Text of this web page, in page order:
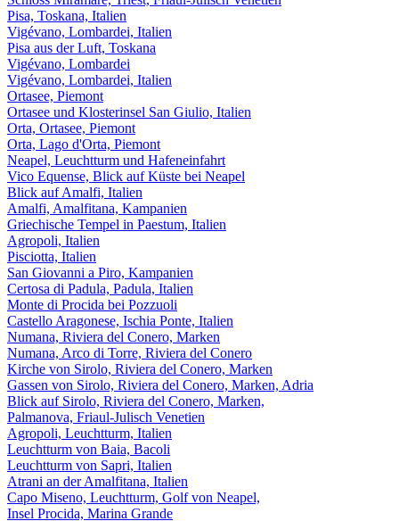
Pisa, Toskana, Italien
Vigévano, Lombardei, Italien
Pisa aus der Luft, Toskana
Vigévano, Lombardei
Vigévano, Lombardei, Italien
Ortasee, Piemont
Ortasee und Klosterinsel San Giulio, Italien
Orta, Ortasee, Piemont
Orta, Lago d'Orta, Piemont
Neapel, Leuchtturm und Hafeneinfahrt
Vico Equense, Blick auf Küste bei Neapel
Blick auf Amalfi, Italien
Amalfi, Amalfitana, Kampanien
Griechische Tempel in Paestum, Italien
Agropoli, Italien
Pisciotta, Italien
San Giovanni a Piro, Kampanien
Certosa di Padula, Padula, Italien
Monte di Procida bei Pozzuoli
Castello Aragonese, Ischia Ponte, Italien
Numana, Riviera del Conero, Marken
Numana, Arco di Torre, Riviera del Conero
Kirche von Sirolo, Riviera del Conero, Marken
Gassen von Sirolo, Riviera del Conero, Marken, Adria
Blick auf Sirolo, Riviera del Conero, Marken,
Palmanova, Friaul-Julisch Venetien
Agropoli, Leuchtturm, Italien
Leuchtturm von Baia, Bacoli
Leuchtturm von Sapri, Italien
Atrani an der Amalfitana, Italien
Capo Miseno, Leuchtturm, Golf von Neapel,
Insel Procida, Marina Grande